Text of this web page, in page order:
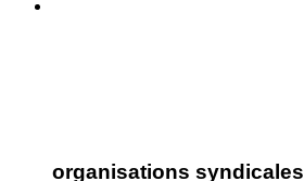
organisations syndicales